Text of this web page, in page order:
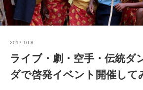
2017.10.8
ライブ・劇・空手・伝統
ダで啓発イベント開催して